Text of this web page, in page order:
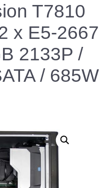
T7810
x E5-2667
2133P /
/ 685W